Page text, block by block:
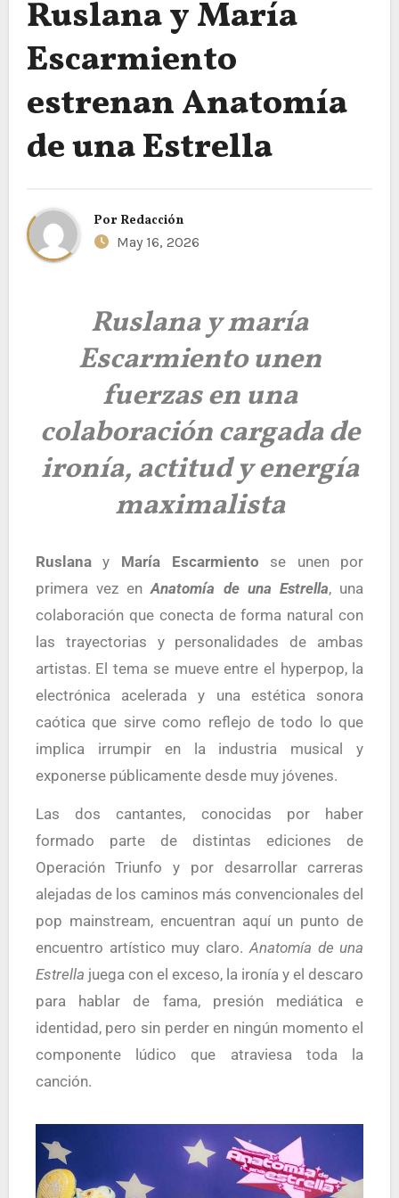
Ruslana y María
Escarmiento
estrenan Anatomía
de una Estrella
Por Redacción
May 16, 2026
Ruslana y maría
Escarmiento unen
fuerzas en una
colaboración cargada de
ironía, actitud y energía
maximalista
Ruslanay María Escarmiento
se unen por
primera vez enAnatomía de una Estrella, una
colaboración que conecta de forma natural con
las trayectorias y personalidades de ambas
artistas. El tema se mueve entre el hyperpop, la
electrónica acelerada y una estética sonora
caótica que sirve como reflejo de todo lo que
implica irrumpir en la industria musical y
exponerse públicamente desde muy jóvenes.
Las dos cantantes, conocidas por haber
formado parte de distintas ediciones de
Operación Triunfo y por desarrollar carreras
alejadas de los caminos más convencionales del
pop mainstream, encuentran aquí un punto de
encuentro artístico muy claro.Anatomía de una
Estrella juega con el exceso, la ironía y el descaro
para hablar de fama, presión mediática e
identidad, pero sin perder en ningún momento el
componente lúdico que atraviesa toda la
canción.